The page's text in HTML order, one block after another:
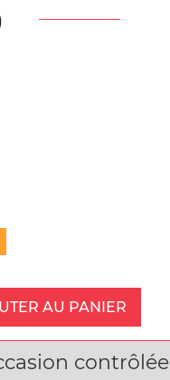
AU PANIER
contrôlée